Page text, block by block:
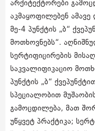
არქიტექტორები
აკმაყოფილებენ
მე-4 პუნქტის „ბ“
მოთხოვნებს“.
სერტიფიცირების
საკვალიფიკაციო
პუნქტის „ბ“
სპეციალობით
გამოცდილება, მათ
უწყვეტ პრაქტიკა;